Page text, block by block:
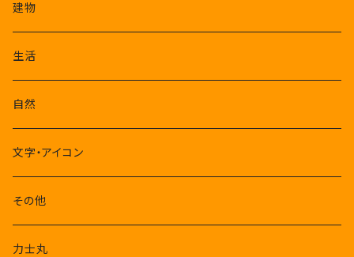
建物
生活
自然
文字・アイコン
その他
力士丸